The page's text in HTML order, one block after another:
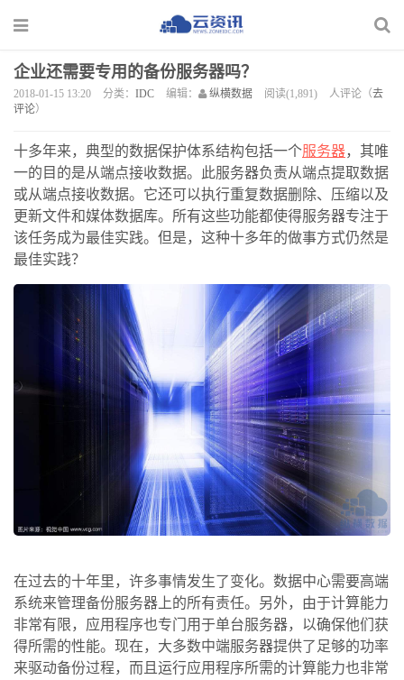
企业还需要专用的备份服务器吗？
2018-01-15 13:20 分类： IDC 编辑： 纵横数据 阅读(1,891) 人评论（去
评论）
十多年来，典型的数据保护体系结构包括一个服务器，其唯
一的目的是从端点接收数据。此服务器负责从端点提取数据
或从端点接收数据。它还可以执行重复数据删除、压缩以及
更新文件和媒体数据库。所有这些功能都使得服务器专注于
该任务成为最佳实践。但是，这种十多年的做事方式仍然是
最佳实践？
在过去的十年里，许多事情发生了变化。数据中心需要高端
系统来管理备份服务器上的所有责任。另外，由于计算能力
非常有限，应用程序也专门用于单台服务器，以确保他们获
得所需的性能。现在，大多数中端服务器提供了足够的功率
来驱动备份过程，而且运行应用程序所需的计算能力也非常